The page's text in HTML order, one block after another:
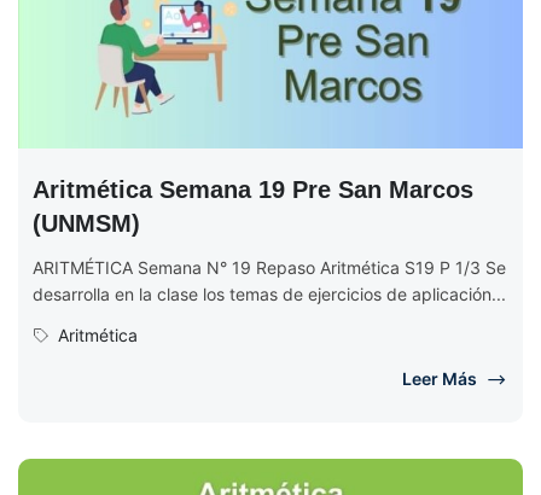
Aritmética Semana 19 Pre San Marcos
(UNMSM)
ARITMÉTICA Semana N° 19 Repaso Aritmética S19 P 1/3 Se
desarrolla en la clase los temas de ejercicios de aplicación...
Aritmética
Leer Más